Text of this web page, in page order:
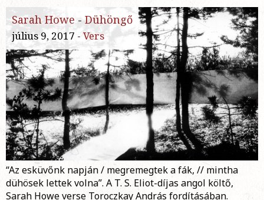
Sarah Howe - Dühöngő
július 9, 2017 - Vers
“Az esküvőnk napján / megremegtek a fák, // mintha
dühösek lettek volna”. A T. S. Eliot-díjas angol költő,
Sarah Howe verse Toroczkay András fordításában.